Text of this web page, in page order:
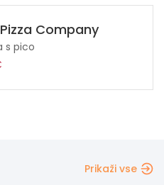
Company
s pico
Prikaži vse